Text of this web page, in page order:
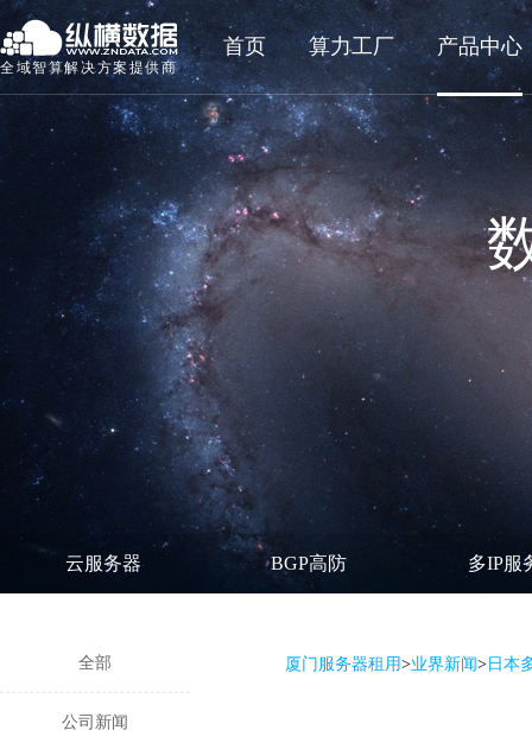
全域智算解决方案提供商
首页 算力工厂 产品中心
云服务器 BGP高防 多IP服
全部
公司新闻
厦门服务器租用>业界新闻> 日本